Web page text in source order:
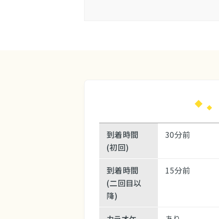
到着時間
(初回)
30分前
到着時間
(二回目以
降)
15分前